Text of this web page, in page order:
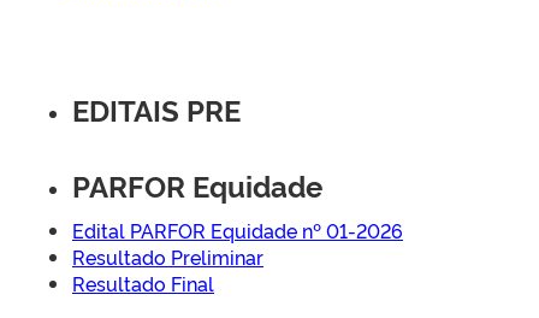
EDITAIS PRE
PARFOR Equidade
Edital PARFOR Equidade nº 01-2026
Resultado Preliminar
Resultado Final